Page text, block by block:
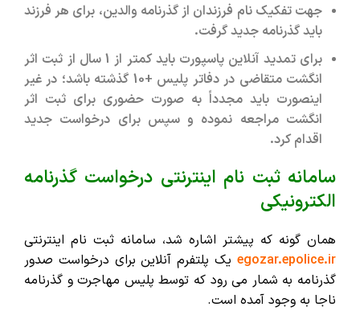
جهت تفکیک نام فرزندان از گذرنامه والدین، برای هر فرزند
باید گذرنامه جدید گرفت.
برای تمدید آنلاین پاسپورت باید کمتر از 1 سال از ثبت اثر
انگشت متقاضی در دفاتر پلیس +10 گذشته باشد؛ در غیر
اینصورت باید مجدداً به صورت حضوری برای ثبت اثر
انگشت مراجعه نموده و سپس برای درخواست جدید
اقدام کرد.
سامانه ثبت نام اینترنتی درخواست گذرنامه
الکترونیکی
همان گونه که پیشتر اشاره شد، سامانه ثبت نام اینترنتی
egozar.epolice.ir یک پلتفرم آنلاین برای درخواست صدور
گذرنامه به شمار می رود که توسط پلیس مهاجرت و گذرنامه
ناجا به وجود آمده است.